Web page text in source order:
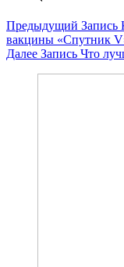
Предыдущий Запись
вакцины «Спутник
Далее Запись Что